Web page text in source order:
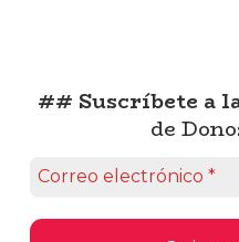
## Suscríbete a
de